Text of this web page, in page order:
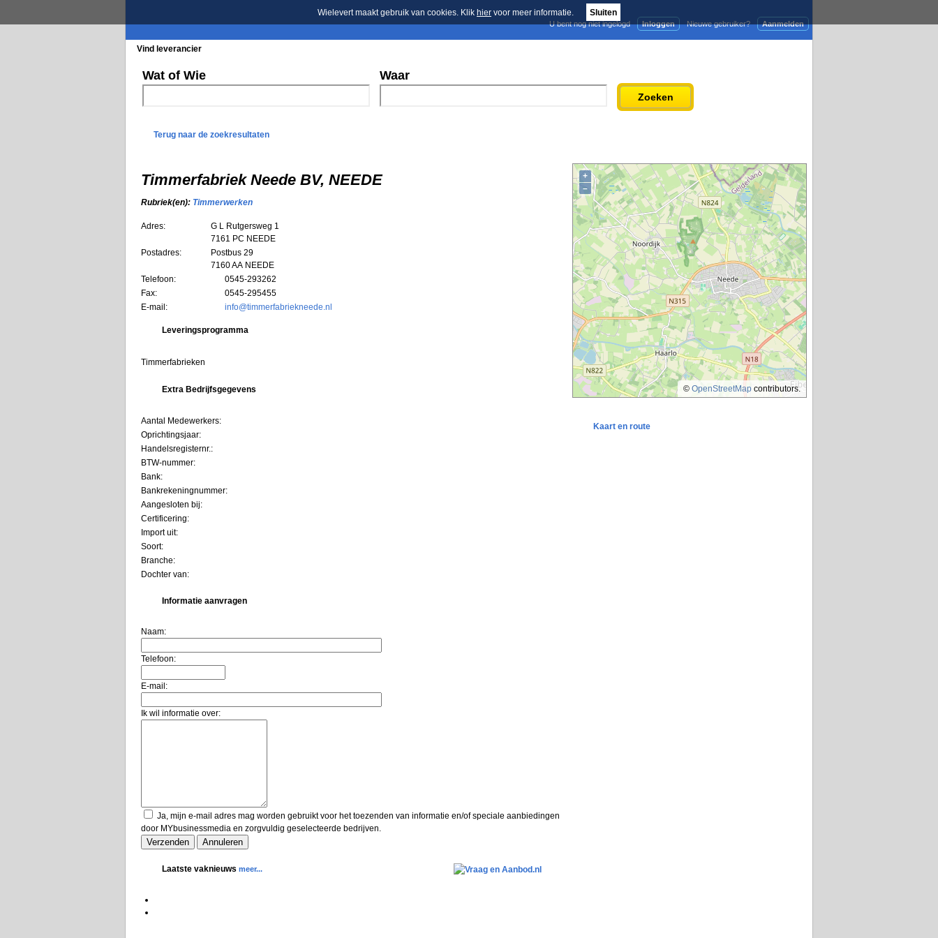
Wielevert maakt gebruik van cookies. Klik hier voor meer informatie. Sluiten
Aanmelden
Nieuwe gebruiker?
Inloggen
U bent nog niet ingelogd
Vind leverancier
Wat of Wie Waar
Zoeken
Terug naar de zoekresultaten
Timmerfabriek Neede BV, NEEDE
Rubriek(en): Timmerwerken
Adres:
G L Rutgersweg 1
7161 PC NEEDE
Postadres:
Postbus 29
7160 AA NEEDE
Telefoon:
0545-293262
Fax:
0545-295455
E-mail:
info@timmerfabriekneede.nl
Leveringsprogramma
Timmerfabrieken
Extra Bedrijfsgegevens
Aantal Medewerkers:
Oprichtingsjaar:
Handelsregisternr.:
BTW-nummer:
Bank:
Bankrekeningnummer:
Aangesloten bij:
Certificering:
Import uit:
Soort:
Branche:
Dochter van:
Informatie aanvragen
Naam:
Telefoon:
E-mail:
Ik wil informatie over:
Ja, mijn e-mail adres mag worden gebruikt voor het toezenden van informatie en/of speciale aanbiedingen
door MYbusinessmedia en zorgvuldig geselecteerde bedrijven.
Laatste vaknieuws meer...
+
–
© OpenStreetMap contributors.
Kaart en route